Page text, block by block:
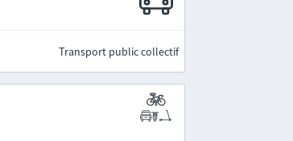
Transport public collectif